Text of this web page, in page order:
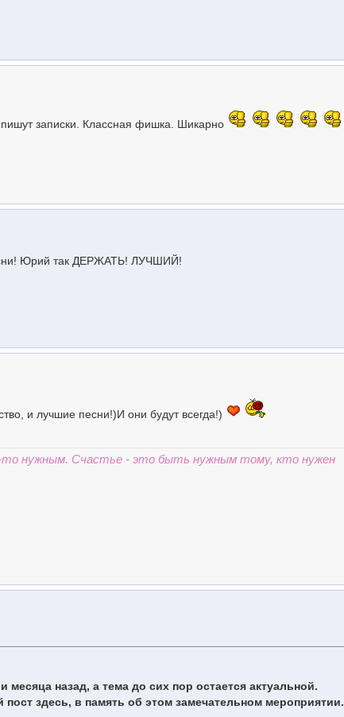
записки. Классная фишка. Шикарно
Юрий так ДЕРЖАТЬ! ЛУЧШИЙ!
и лучшие песни!)И они будут всегда!)
нужным. Счастье - это быть нужным тому, кто нужен
назад, а тема до сих пор остается актуальной.
здесь, в память об этом замечательном мероприятии.